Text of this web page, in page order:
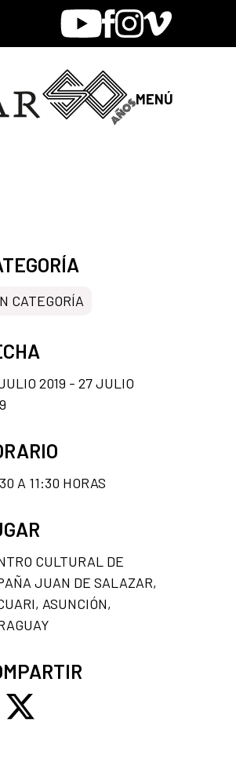
YoutubeFacebook
Instagram
Vimeo
MENÚ
CATEGORÍA
2019 - 27 JULIO
A 11:30 HORAS
CULTURAL DE
JUAN DE SALAZAR,
ASUNCIÓN,